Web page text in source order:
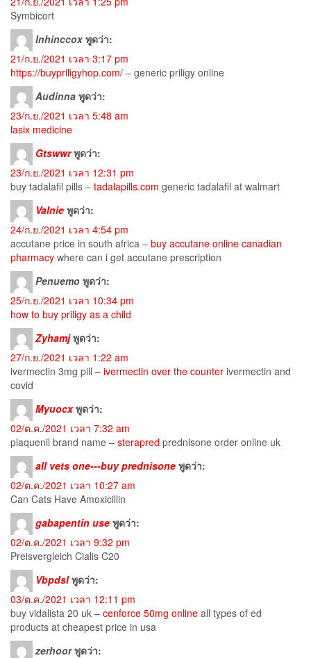
Symbicort
Inhinccox พูดว่า:
21/ก.ย./2021 เวลา 3:17 pm
https://buypriligyhop.com/ – generic priligy online
Audinna พูดว่า:
23/ก.ย./2021 เวลา 5:48 am
lasix medicine
Gtswwr พูดว่า:
23/ก.ย./2021 เวลา 12:31 pm
buy tadalafil pills – tadalapills.com generic tadalafil at walmart
Valnie พูดว่า:
24/ก.ย./2021 เวลา 4:54 pm
accutane price in south africa – buy accutane online canadian
pharmacy where can i get accutane prescription
Penuemo พูดว่า:
25/ก.ย./2021 เวลา 10:34 pm
how to buy priligy as a child
Zyhamj พูดว่า:
27/ก.ย./2021 เวลา 1:22 am
ivermectin 3mg pill – ivermectin over the counter ivermectin and
covid
Myuocx พูดว่า:
02/ต.ค./2021 เวลา 7:32 am
plaquenil brand name – sterapred prednisone order online uk
all vets one---buy prednisone พูดว่า:
02/ต.ค./2021 เวลา 10:27 am
Can Cats Have Amoxicillin
gabapentin use พูดว่า:
02/ต.ค./2021 เวลา 9:32 pm
Preisvergleich Cialis C20
Vbpdsl พูดว่า:
03/ต.ค./2021 เวลา 12:11 pm
buy vidalista 20 uk – cenforce 50mg online all types of ed
products at cheapest price in usa
zerhoor พูดว่า: